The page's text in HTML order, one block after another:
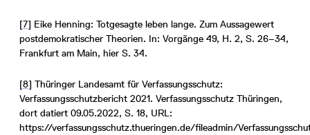
[7] Eike Henning: Totgesagte leben lange. Zum Aussagewert
postdemokratischer Theorien. In: Vorgänge 49, H. 2, S. 26–34,
Frankfurt am Main, hier S. 34.
[8] Thüringer Landesamt für Verfassungsschutz:
Verfassungsschutzbericht 2021. Verfassungsschutz Thüringen,
dort datiert 09.05.2022, S. 18, URL:
https://verfassungsschutz.thueringen.de/fileadmin/